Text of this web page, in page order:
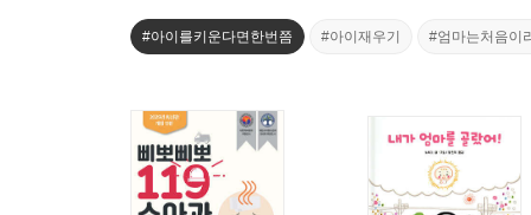
#아이를키운다면한번쯤 #아이재우기 #엄마는처음이